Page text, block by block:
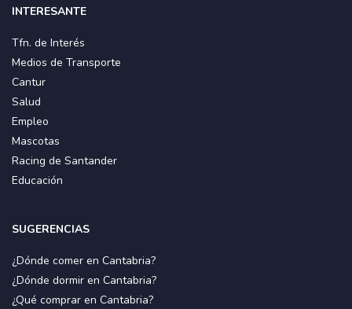
INTERESANTE
Tfn. de Interés
Medios de Transporte
Cantur
Salud
Empleo
Mascotas
Racing de Santander
Educación
SUGERENCIAS
¿Dónde comer en Cantabria?
¿Dónde dormir en Cantabria?
¿Qué comprar en Cantabria?